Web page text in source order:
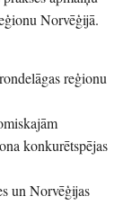
Norvēģijā.
reģionu
konkurētspējas
un Norvēģijas